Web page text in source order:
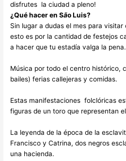
disfrutes la ciudad a pleno!
¿Qué hacer en São Luis?
Sin lugar a dudas el mes para
esto es por la cantidad de festejos
a hacer que tu estadía valga la pena.
Música por todo el centro histórico,
bailes) ferias callejeras y comidas.
Estas manifestaciones folclóricas
figuras de un toro que representan
La leyenda de la época de la
Francisco y Catrina, dos negros
una hacienda.